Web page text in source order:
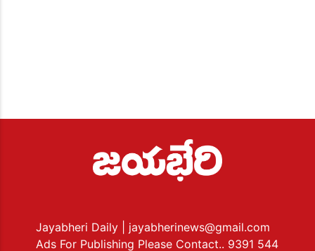
Jayabheri Daily
| jayabherinews@gmail.com
Ads For Publishing Please Contact.. 9391 544